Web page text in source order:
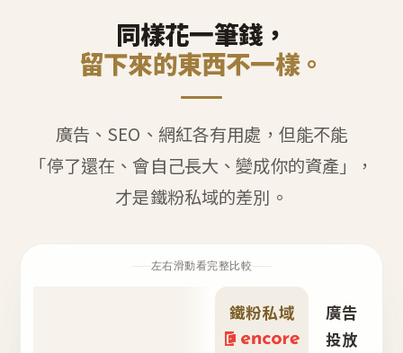
同樣花一筆錢，
留下來的東西不一樣。
廣告、SEO、網紅各有用處，但能不能
「停了還在、會自己長大、變成你的資產」，
才是鐵粉私域的差別。
左右滑動看完整比較
鐵粉私域
廣告
投放